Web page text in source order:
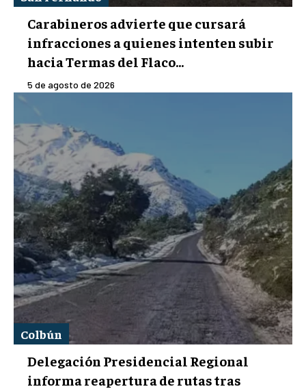
Carabineros advierte que cursará
infracciones a quienes intenten subir
hacia Termas del Flaco...
5 de agosto de 2026
Colbún
Delegación Presidencial Regional
informa reapertura de rutas tras